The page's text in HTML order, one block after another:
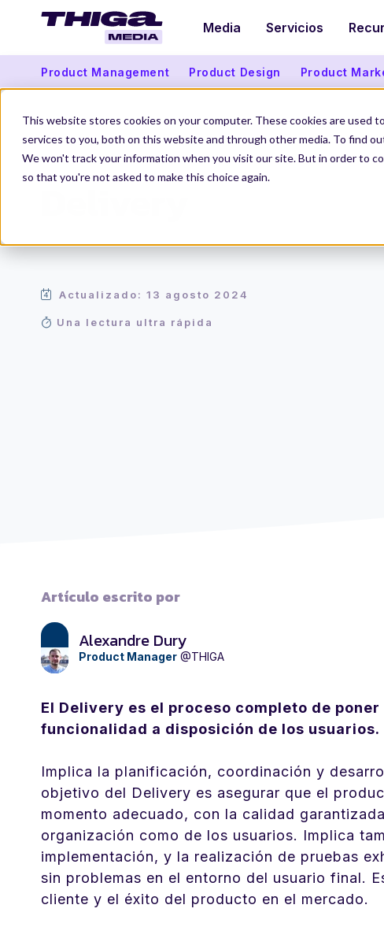
This website stores cookies on your computer. These cookies are used
services to you, both on this website and through other media. To find
We won't track your information when you visit our site. But in order to
so that you're not asked to make this choice again.
Media Servicios
Product Management Product Design Product
Thiga Media Glosario de Producto Delivery
Delivery
Actualizado: 13 agosto 2024
Una lectura ultra rápida
Artículo escrito por
Alexandre Dury
Product Manager @THIGA
El Delivery es el proceso completo de
funcionalidad a disposición de los usuarios.
Implica la planificación, coordinación y
objetivo del Delivery es asegurar que el
momento adecuado, con la calidad
organización como de los usuarios. Implica
implementación, y la realización de pruebas
sin problemas en el entorno del usuario final.
cliente y el éxito del producto en el mercado.